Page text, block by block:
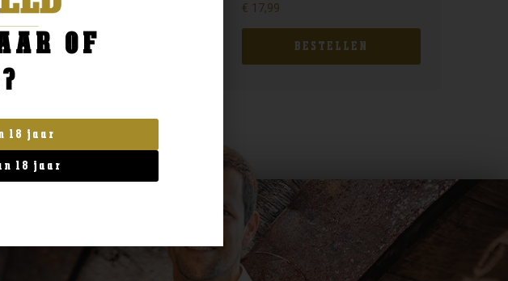
24,99
BESTELLEN
€ 17,99
BESTELLEN
OF
18 jaar
18 jaar